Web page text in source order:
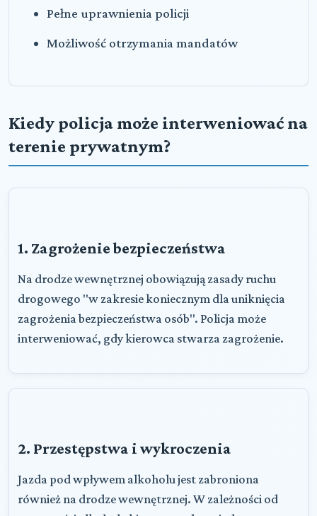
Pełne uprawnienia policji
Możliwość otrzymania mandatów
Kiedy policja może interweniować na
terenie prywatnym?
1. Zagrożenie bezpieczeństwa
Na drodze wewnętrznej obowiązują zasady ruchu
drogowego "w zakresie koniecznym dla uniknięcia
zagrożenia bezpieczeństwa osób". Policja może
interweniować, gdy kierowca stwarza zagrożenie.
2. Przestępstwa i wykroczenia
Jazda pod wpływem alkoholu jest zabroniona
również na drodze wewnętrznej. W zależności od